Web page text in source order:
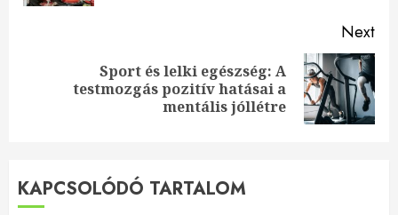
Next
Sport és lelki egészség: A
testmozgás pozitív hatásai a
mentális jóllétre
KAPCSOLÓDÓ TARTALOM